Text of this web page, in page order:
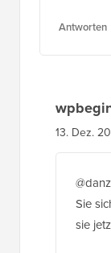
Antworten
13. Dez.
Sie
sie